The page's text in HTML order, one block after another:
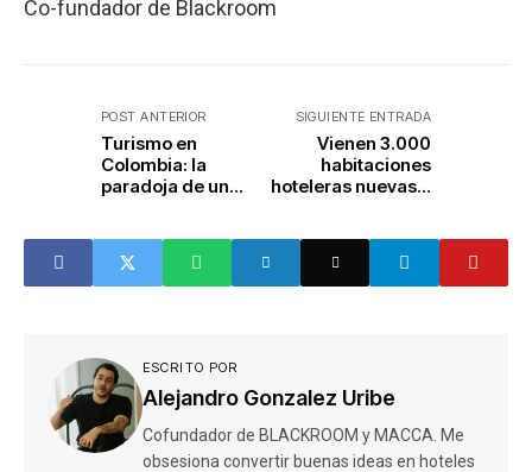
Co-fundador de Blackroom
POST ANTERIOR
Turismo en
Colombia: la
paradoja de un
Nacional
SIGUIENTE ENTRADA
Vienen 3.000
habitaciones
hoteleras nuevas a
ESCRITO POR
Alejandro Gonzalez Uribe
Cofundador de BLACKROOM y MACCA. Me
obsesiona convertir buenas ideas en hoteles